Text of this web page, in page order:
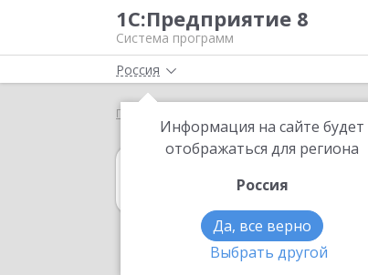
1С:Предприятие 8
Система программ
Россия
Информация на сайте будет
отображаться для региона
Россия
Да, все верно
Выбрать другой
Главная
в
Ознакомьтесь с